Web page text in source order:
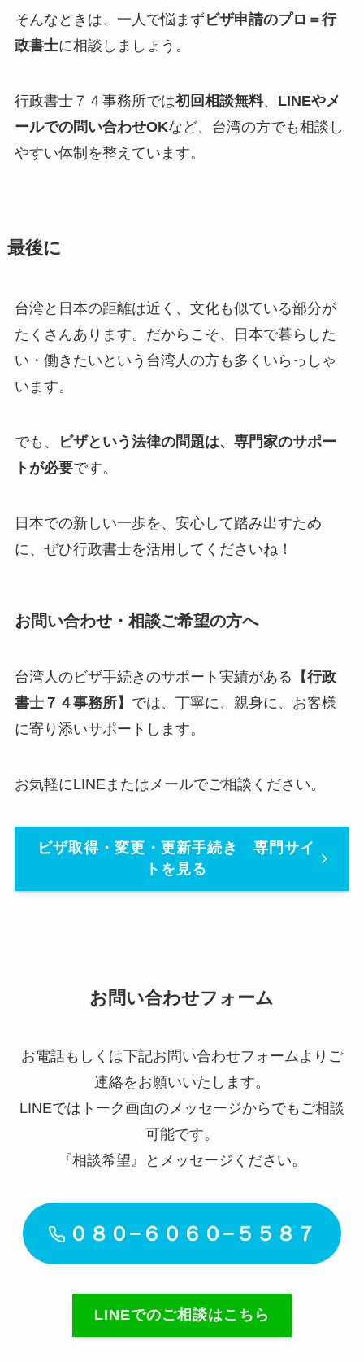
そんなときは、一人で悩まず ビザ申請のプロ＝行
政書士に相談しましょう。
行政書士７４事務所では初回相談無料、 LINEやメ
ールでの問い合わせOKなど、台湾の方でも相談し
やすい体制を整えています。
最後に
台湾と日本の距離は近く、文化も似ている部分が
たくさんあります。だからこそ、日本で暮らした
い・働きたいという台湾人の方も多くいらっしゃ
います。
でも、
ビザという法律の問題は、専門家のサポー
トが必要です。
日本での新しい一歩を、安心して踏み出すため
に、ぜひ行政書士を活用してくださいね！
お問い合わせ・相談ご希望の方へ
台湾人のビザ手続きのサポート実績がある 【行政
書士７４事務所】 では、丁寧に、親身に、お客様
に寄り添いサポートします。
お気軽にLINEまたはメールでご相談ください。
ビザ取得・変更・更新手続き 専門サイ
トを見る
お問い合わせフォーム
お電話もしくは下記お問い合わせフォームよりご
連絡をお願いいたします。
LINEではトーク画面のメッセージからでもご相談
可能です。
『相談希望』とメッセージください。
０８０−６０６０−５５８７
LINEでのご相談はこちら